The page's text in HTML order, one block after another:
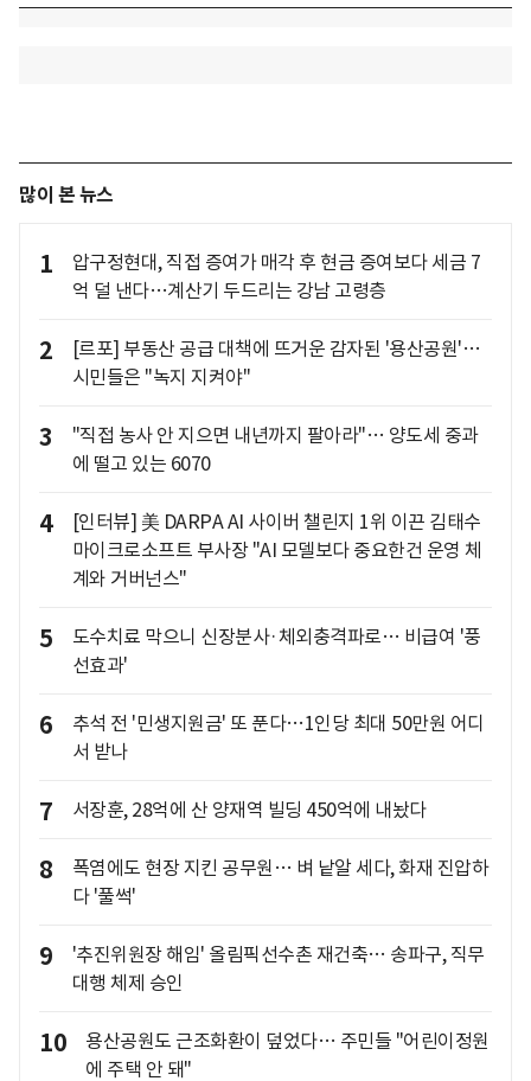
많이 본 뉴스
1
압구정현대, 직접 증여가 매각 후 현금 증여보다 세금 7
억 덜 낸다…계산기 두드리는 강남 고령층
2
[르포] 부동산 공급 대책에 뜨거운 감자된 '용산공원'…
시민들은 "녹지 지켜야"
3
"직접 농사 안 지으면 내년까지 팔아라"… 양도세 중과
에 떨고 있는 6070
4
[인터뷰] 美 DARPA AI 사이버 챌린지 1위 이끈 김태수
마이크로소프트 부사장 "AI 모델보다 중요한건 운영 체
계와 거버넌스"
5
도수치료 막으니 신장분사·체외충격파로… 비급여 '풍
선효과'
6
추석 전 '민생지원금' 또 푼다…1인당 최대 50만원 어디
서 받나
7 서장훈, 28억에 산 양재역 빌딩 450억에 내놨다
8
폭염에도 현장 지킨 공무원… 벼 낱알 세다, 화재 진압하
다 '풀썩'
9
'추진위원장 해임' 올림픽선수촌 재건축… 송파구, 직무
대행 체제 승인
10
용산공원도 근조화환이 덮었다… 주민들 "어린이정원
에 주택 안 돼"